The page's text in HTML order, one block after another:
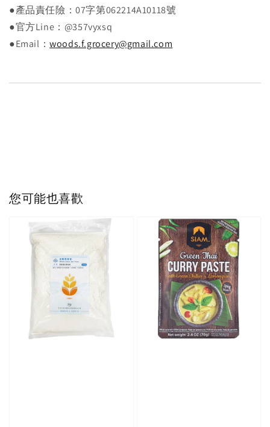
●產品責任險：07字第062214A10118號
●官方Line：@357vyxsq
●Email：woods.f.grocery@gmail.com
您可能也喜歡